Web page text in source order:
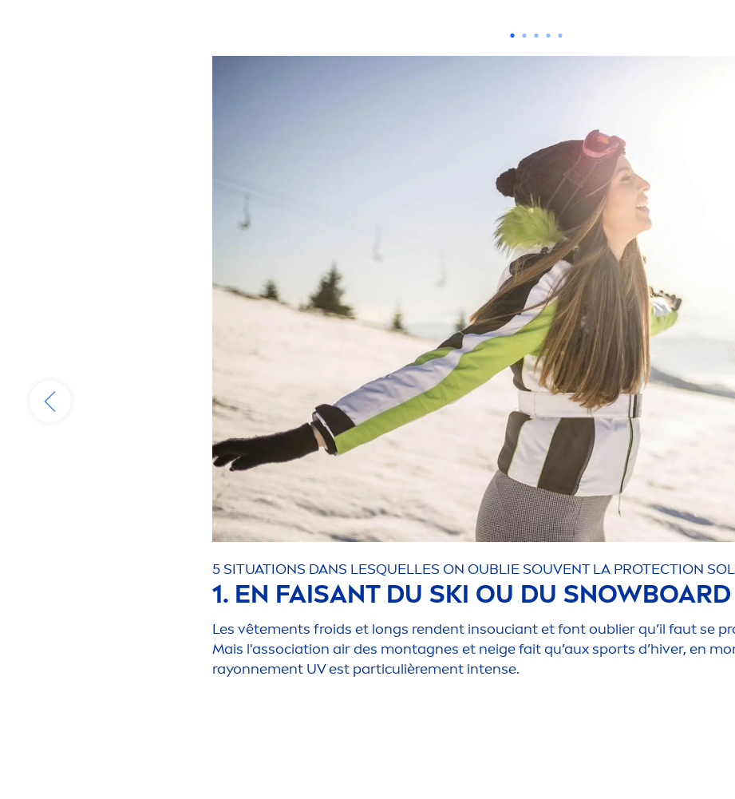
5 SITUATIONS DANS LESQUELLES ON OUBLIE SOUVENT LA PROTECTION
1. EN FAISANT DU SKI OU DU SNOWBOARD
Les vêtements froids et longs rendent insouciant et font oublier qu’il faut se
Mais l'association air des montagnes et neige fait qu’aux sports d’hiver, en
rayonnement UV est particulièrement intense.